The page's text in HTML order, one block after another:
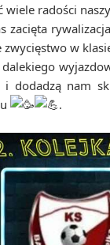
wiele radości
zacięta
zwycięstwo w
i dodadzą nam
.